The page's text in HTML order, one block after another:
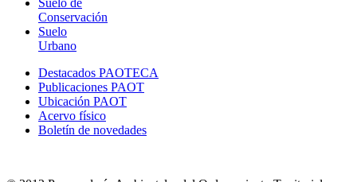
Suelo de
Conservación
Suelo
Urbano
Destacados PAOTECA
Publicaciones PAOT
Ubicación PAOT
Acervo físico
Boletín de novedades